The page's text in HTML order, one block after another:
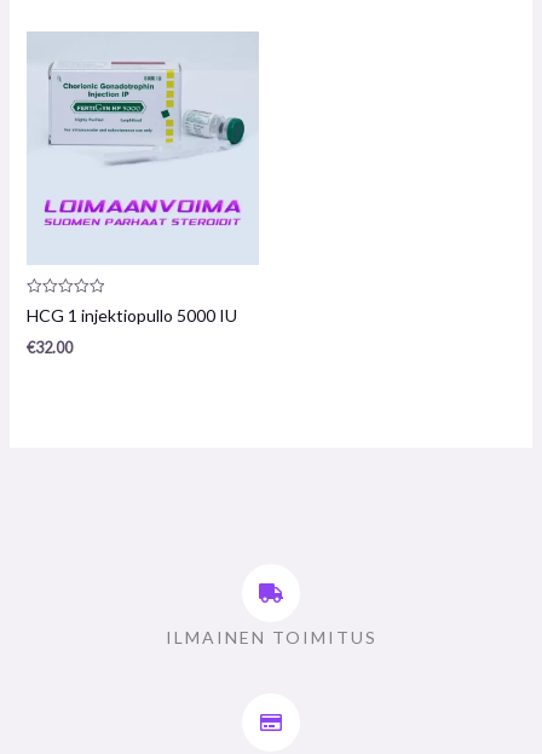
Arvostelu
tuotteesta:
/
HCG 1 injektiopullo 5000 IU
€32.00
ILMAINEN TOIMITUS